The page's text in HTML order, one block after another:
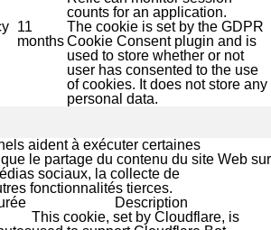
counts for an application.
11
months
The cookie is set by the GDPR
Cookie Consent plugin and is
used to store whether or not
user has consented to the use
of cookies. It does not store any
personal data.
aident à exécuter certaines
le partage du contenu du site Web sur
sociaux, la collecte de
fonctionnalités tierces.
Description
This cookie, set by Cloudflare, is